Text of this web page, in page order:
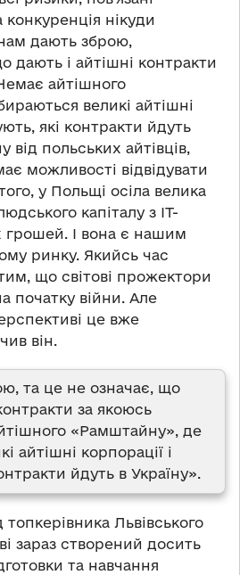
конкуренція нікуди
дають зброю,
дають і айтішні контракти
айтішного
великі айтішні
які контракти йдуть
від польських айтівців,
можливості відвідувати
у Польщі осіла велика
капіталу з ІТ-
грошей. І вона є нашим
ринку. Якийсь час
що світові прожектори
початку війни. Але
це вже
він.
та це не означає, що
за якоюсь
«Рамштайну», де
айтішні корпорації і
йдуть в Україну».
топкерівника Львівського
зараз створений досить
та навчання